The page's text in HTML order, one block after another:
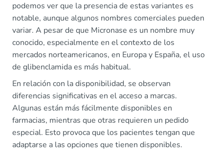
podemos ver que la presencia de estas variantes es
notable, aunque algunos nombres comerciales pueden
variar. A pesar de que Micronase es un nombre muy
conocido, especialmente en el contexto de los
mercados norteamericanos, en Europa y España, el uso
de glibenclamida es más habitual.
En relación con la disponibilidad, se observan
diferencias significativas en el acceso a marcas.
Algunas están más fácilmente disponibles en
farmacias, mientras que otras requieren un pedido
especial. Esto provoca que los pacientes tengan que
adaptarse a las opciones que tienen disponibles.